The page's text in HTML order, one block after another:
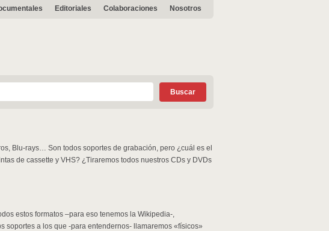
Editoriales Colaboraciones Nosotros
Blu-rays… Son todos soportes de grabación, pero ¿cuál es el
de cassette y VHS? ¿Tiraremos todos nuestros CDs y DVDs
estos formatos –para eso tenemos la Wikipedia-,
soportes a los que -para entendernos- llamaremos «físicos»